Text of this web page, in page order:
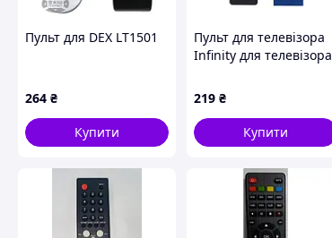
Пульт для DEX LT1501
264 ₴
Купити
Пульт для телевізора
Infinity для телевізора
універсальний
219 ₴
Купити